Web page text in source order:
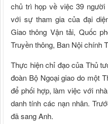
chủ trì họp về việc 39 người
với sự tham gia của đại
Giao thông Vận tải, Quốc
Truyền thông, Ban Nội chính
Thực hiện chỉ đạo của Thủ
đoàn Bộ Ngoại giao do một
để phối hợp, làm việc với
danh tính các nạn nhân.
đã sang Anh.